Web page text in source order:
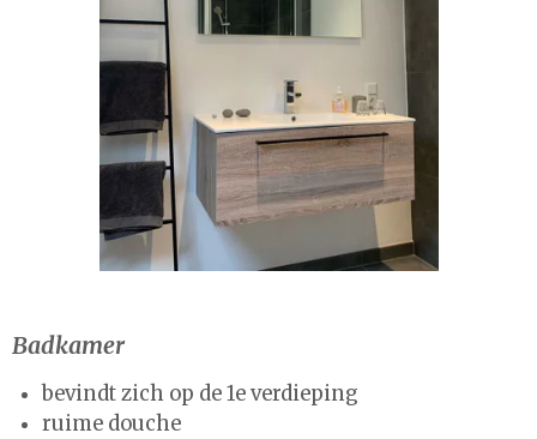
Badkamer
bevindt zich op de 1e verdieping
ruime douche